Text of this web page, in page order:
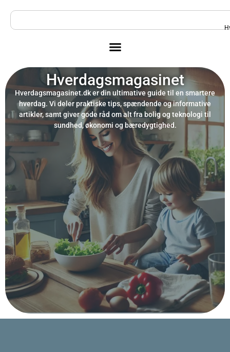
Hverdagsmagasinet
Hverdagsmagasinet.dk er din ultimative guide til en smartere
hverdag. Vi deler praktiske tips, spændende og informative
artikler, samt giver gode råd om alt fra bolig og teknologi til
sundhed, økonomi og bæredygtighed.